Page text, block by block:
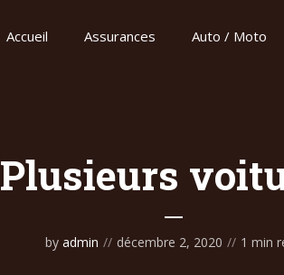
Accueil Assurances Auto / Moto
Plusieurs
by admin décembre 2, 2020 1 min